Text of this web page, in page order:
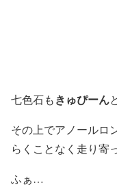
七色石もきゅぴーん
その上でアノールロ
らくことなく走り寄
ふぁ…